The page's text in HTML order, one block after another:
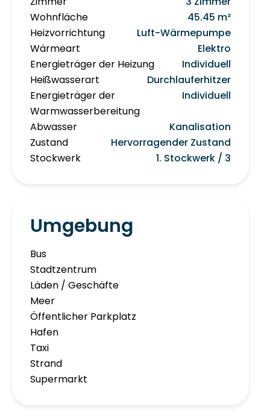
Wohnfläche
45.45 m²
Heizvorrichtung
Luft-Wärmepumpe
Wärmeart
Elektro
Energieträger der Heizung
Individuell
Heißwasserart
Durchlauferhitzer
Energieträger der
Warmwasserbereitung
Individuell
Abwasser
Kanalisation
Zustand
Hervorragender Zustand
Stockwerk
1. Stockwerk / 3
Umgebung
Bus
Stadtzentrum
Läden / Geschäfte
Meer
Öffentlicher Parkplatz
Hafen
Taxi
Strand
Supermarkt